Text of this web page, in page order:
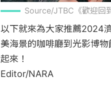
Source/JTBC《歡迎回
以下就來為大家推薦2024
美海景的咖啡廳到光影博
起來！
Editor/NARA